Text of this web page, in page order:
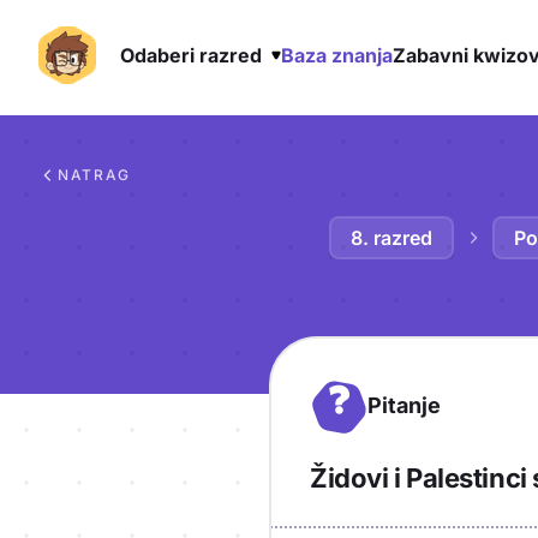
Odaberi razred Baza znanjaZabavni
NATRAG
8. razred
? Pitanje
Židovi i Palestinci